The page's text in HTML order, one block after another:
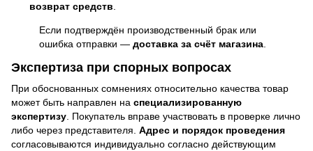
возврат средств
Если подтверждён производственный брак или
ошибка отправки — доставка за счёт магазина
Экспертиза при спорных вопросах
При обоснованных сомнениях относительно качества товар
может быть направлен на специализированную
экспертизу . Покупатель вправе участвовать в проверке лично
либо через представителя. Адрес и порядок проведения
согласовываются индивидуально согласно действующим